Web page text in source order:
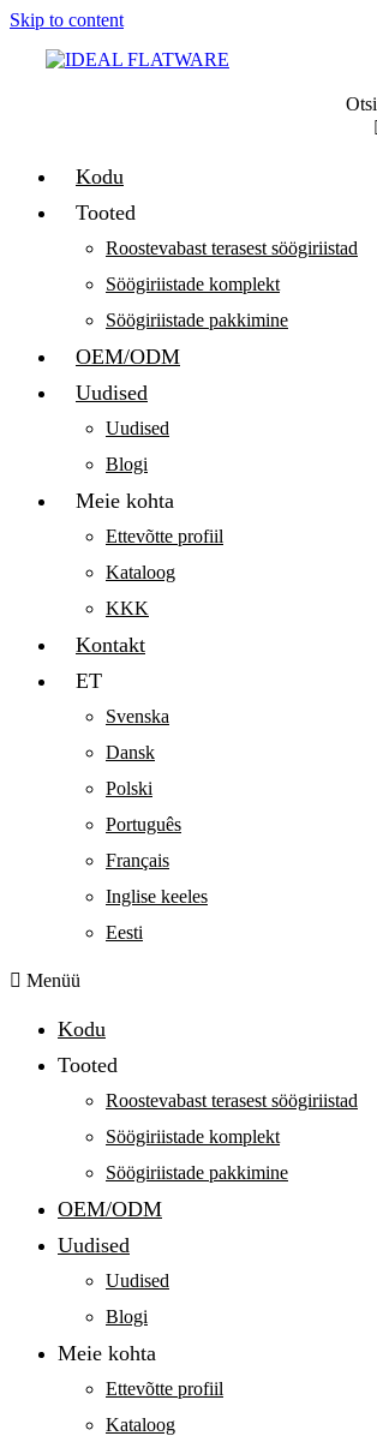
Skip to content
Otsi
Kodu
Tooted
Roostevabast terasest söögiriistad
Söögiriistade komplekt
Söögiriistade pakkimine
OEM/ODM
Uudised
Uudised
Blogi
Meie kohta
Ettevõtte profiil
Kataloog
KKK
Kontakt
ET
Svenska
Dansk
Polski
Português
Français
Inglise keeles
Eesti
Menüü
Kodu
Tooted
Roostevabast terasest söögiriistad
Söögiriistade komplekt
Söögiriistade pakkimine
OEM/ODM
Uudised
Uudised
Blogi
Meie kohta
Ettevõtte profiil
Kataloog